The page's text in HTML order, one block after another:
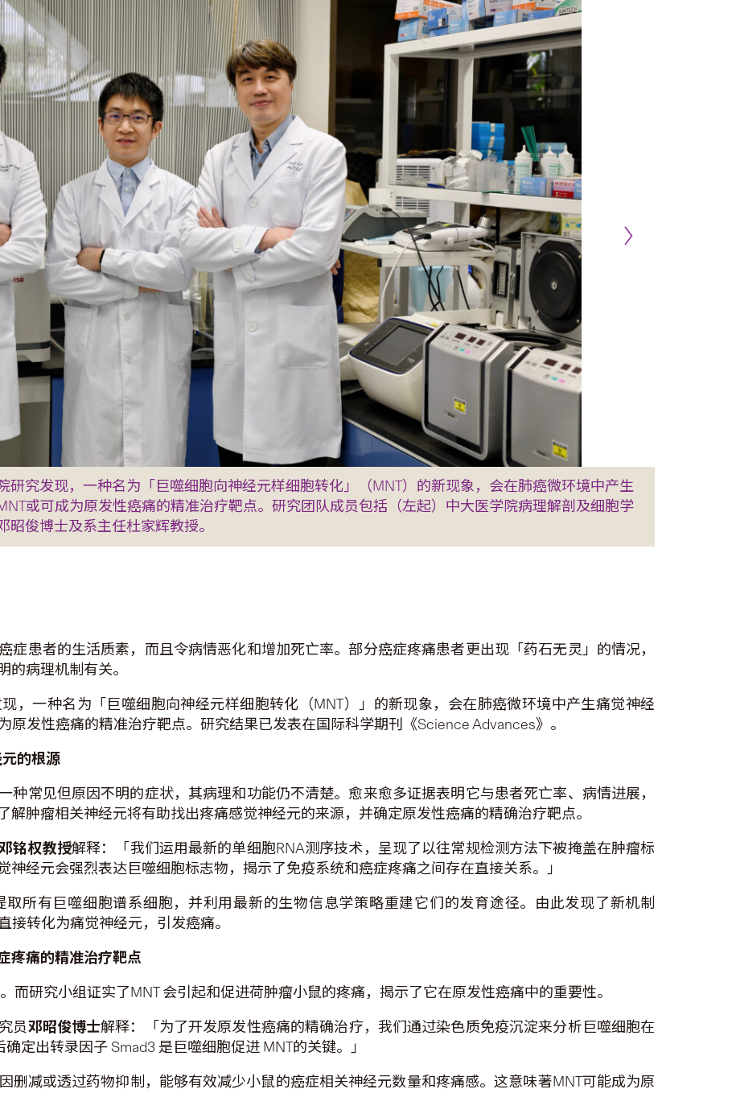
研究发现，一种名为「巨噬细胞向神经元样细胞转化」（MNT）的新现象，会在肺癌微环境中产生
或可成为原发性癌痛的精准治疗靶点。研究团队成员包括（左起）中大医学院病理解剖及细胞学
俊博士及系主任杜家辉教授。
症患者的生活质素，而且令病情恶化和增加死亡率。部分癌症疼痛患者更出现「药石无灵」的情况，
病理机制有关。
，一种名为「巨噬细胞向神经元样细胞转化（MNT）」的新现象，会在肺癌微环境中产生痛觉神经
原发性癌痛的精准治疗靶点。研究结果已发表在国际科学期刊《Science Advances》。
的根源
种常见但原因不明的症状，其病理和功能仍不清楚。愈来愈多证据表明它与患者死亡率、病情进展，
肿瘤相关神经元将有助找出疼痛感觉神经元的来源，并确定原发性癌痛的精确治疗靶点。
铭权教授解释：「我们运用最新的单细胞RNA测序技术，呈现了以往常规检测方法下被掩盖在肿瘤标
经元会强烈表达巨噬细胞标志物，揭示了免疫系统和癌症疼痛之间存在直接关系。」
所有巨噬细胞谱系细胞，并利用最新的生物信息学策略重建它们的发育途径。由此发现了新机制
接转化为痛觉神经元，引发癌痛。
疼痛的精准治疗靶点
而研究小组证实了MNT 会引起和促进荷肿瘤小鼠的疼痛，揭示了它在原发性癌痛中的重要性。
员邓昭俊博士解释：「为了开发原发性癌痛的精确治疗，我们通过染色质免疫沉淀来分析巨噬细胞在
定出转录因子 Smad3 是巨噬细胞促进 MNT的关键。」
删减或透过药物抑制，能够有效减少小鼠的癌症相关神经元数量和疼痛感。这意味著MNT可能成为原